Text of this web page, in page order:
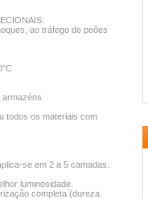
ao tráfego de peões
armazéns
todos os materiais com
se em 2 a 5 camadas.
luminosidade.
completa (dureza